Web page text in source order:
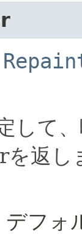
して
返し
フォ